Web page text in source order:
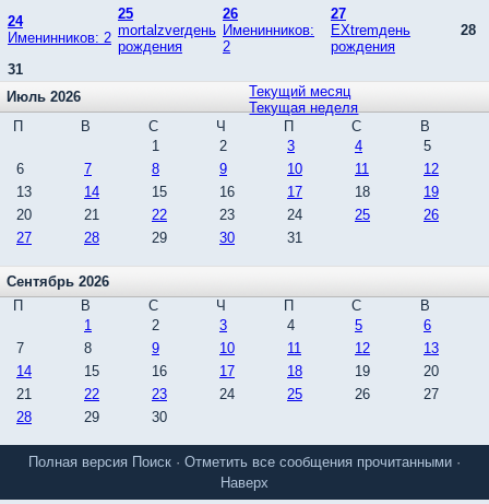
24
Именинников: 2
25
mortalzverдень
рождения
26
Именинников:
2
27
EXtremдень
рождения
28
31
Текущий месяц
Текущая неделя
Июль 2026
П
В С Ч П С
В
1
2 3 4
5
6
7 8 9 10 11
12
13
14 15 16 17 18
19
20
21 22 23 24 25
26
27
28 29 30 31
Сентябрь 2026
П
В С Ч П С
В
1
2 3 4 5
6
7
8 9 10 11 12
13
14
15 16 17 18 19
20
21
22 23 24 25 26
27
28
29 30
Полная версия Поиск · Отметить все сообщения прочитанными ·
Наверх